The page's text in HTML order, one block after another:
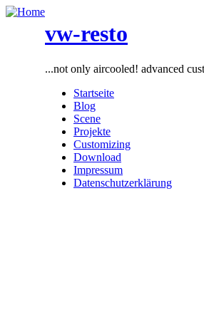
vw-resto
...not only aircooled! advanced
Startseite
Blog
Scene
Projekte
Customizing
Download
Impressum
Datenschutzerklärung